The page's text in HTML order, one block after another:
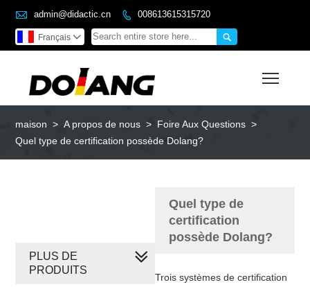
 admin@didactic.cn  008613615315720

Français 
maison > A propos de nous > Foire Aux Questions >
Quel type de certification possède Dolang?
Quel type de
certification
possède Dolang?
Trois systèmes de certification
PLUS DE
PRODUITS